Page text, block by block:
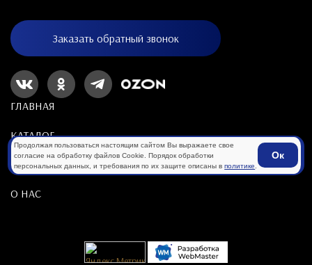
Заказать обратный звонок
ГЛАВНАЯ
КАТАЛОГ
ПОКУПАТЕЛЯМ
О НАС
Продолжая пользоваться настоящим сайтом Вы выражаете свое
согласие на обработку файлов Cookie. Порядок обработки
персональных данных, и требования по их защите описаны вполитике
Ок